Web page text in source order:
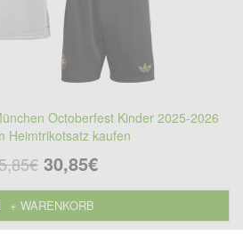
Octoberfest Kinder 2025-2026
Heimtrikotsatz kaufen
30,85€
+ WARENKORB